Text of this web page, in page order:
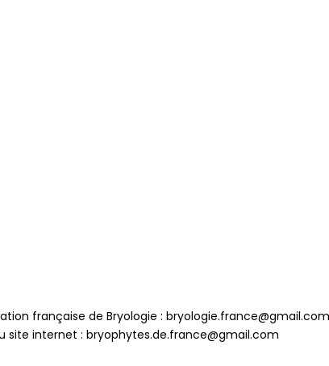
française de Bryologie : bryologie.france@gmail.com
internet : bryophytes.de.france@gmail.com